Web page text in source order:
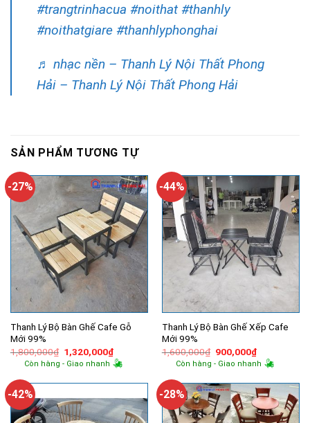
#trangtrinhacua #noithat #thanhly
#noithatgiare #thanhlyphonghai
♬ nhạc nền – Thanh Lý Nội Thất Phong
Hải – Thanh Lý Nội Thất Phong Hải
SẢN PHẨM TƯƠNG TỰ
-27%
Thanh Lý Bộ Bàn Ghế Cafe Gỗ
Mới 99%
1,800,000₫ Giá
gốc
là:
1,320,000₫Giá
hiện
tại
1,320,000₫.
Còn hàng - Giao nhanh
-44%
Thanh Lý Bộ Bàn Ghế Xếp Cafe
Mới 99%
1,600,000₫ Giá
gốc
là:
900,000₫Giá
hiện
tại
900,000₫.
Còn hàng - Giao nhanh
-42% -28%